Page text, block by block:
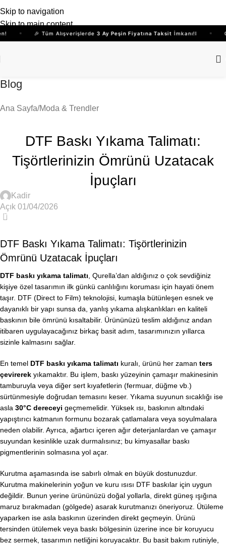
Skip to navigation
Skip to main content
🎉 Tüm Alışverişlerde3 Ay Peşin Fiyatına Taksitİmkanı!I
Blog
Ana Sayfa Moda & Trendler
DTF Baskı Yıkama Talimatı:
Tişörtlerinizin Ömrünü Uzatacak
İpuçları
Kadir
Açık 01/04/2026
0
DTF Baskı Yıkama Talimatı: Tişörtlerinizin
Ömrünü Uzatacak İpuçları
DTF baskı yıkama talimatı , Qurella’dan aldığınız o çok sevdiğiniz
kişiye özel tasarımın ilk günkü canlılığını koruması için hayati önem
taşır. DTF (Direct to Film) teknolojisi, kumaşla bütünleşen esnek ve
dayanıklı bir yapı sunsa da, yanlış yıkama alışkanlıkları en kaliteli
baskının bile ömrünü kısaltabilir. Ürününüzü teslim aldığınız andan
itibaren uygulayacağınız birkaç basit adım, tasarımınızın yıllarca
sizinle kalmasını sağlar.
En temel DTF baskı yıkama talimatı kuralı, ürünü her zaman ters
çevirerek yıkamaktır. Bu işlem, baskı yüzeyinin çamaşır makinesinin
tamburuyla veya diğer sert kıyafetlerin (fermuar, düğme vb.)
sürtünmesiyle doğrudan temasını keser. Yıkama suyunun sıcaklığı ise
asla 30°C dereceyi geçmemelidir. Yüksek ısı, baskının altındaki
yapıştırıcı katmanın formunu bozarak çatlamalara veya soyulmalara
neden olabilir. Ayrıca, ağartıcı içeren ağır deterjanlardan ve çamaşır
suyundan kesinlikle uzak durmalısınız; bu kimyasallar baskı
pigmentlerinin solmasına yol açar.
Kurutma aşamasında ise sabırlı olmak en büyük dostunuzdur.
Kurutma makinelerinin yoğun ve kuru ısısı DTF baskılar için uygun
değildir. Bunun yerine ürününüzü doğal yollarla, direkt güneş ışığına
maruz bırakmadan (gölgede) asarak kurutmanızı öneriyoruz. Ütüleme
yaparken ise asla baskının üzerinden direkt geçmeyin. Ürünü
tersinden ütülemek veya baskı bölgesinin üzerine ince bir koruyucu
bez sermek, tasarımın netliğini koruyacaktır. Bu basit bakım rutiniyle,